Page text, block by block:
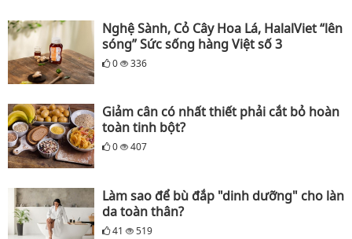
Nghệ Sành, Cỏ Cây Hoa Lá, HalalViet “lên
sóng” Sức sống hàng Việt số 3
0 336
Giảm cân có nhất thiết phải cắt bỏ hoàn
toàn tinh bột?
0 407
Làm sao để bù đắp "dinh dưỡng" cho làn
da toàn thân?
41 519